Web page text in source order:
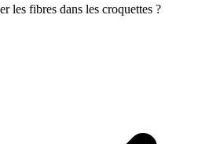
les fibres dans les croquettes ?